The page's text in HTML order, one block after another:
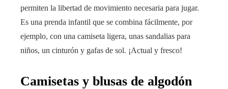
permiten la libertad de movimiento necesaria para jugar.
Es una prenda infantil que se combina fácilmente, por
ejemplo, con una camiseta ligera, unas sandalias para
niños, un cinturón y gafas de sol. ¡Actual y fresco!
Camisetas y blusas de algodón